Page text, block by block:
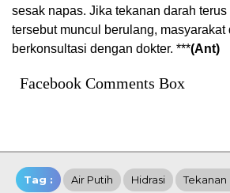
sesak napas. Jika tekanan darah
tersebut muncul berulang, masyarakat
berkonsultasi dengan dokter. ***(Ant)
Facebook Comments Box
Tag : Air Putih Hidrasi Tekanan